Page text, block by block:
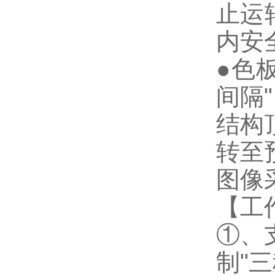
止
内安
●色
间隔
结构
转至
图像
【
①、
制"